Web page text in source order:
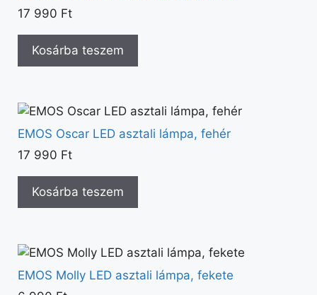
17 990 Ft
Kosárba teszem
EMOS Oscar LED asztali lámpa, fehér
17 990 Ft
Kosárba teszem
EMOS Molly LED asztali lámpa, fekete